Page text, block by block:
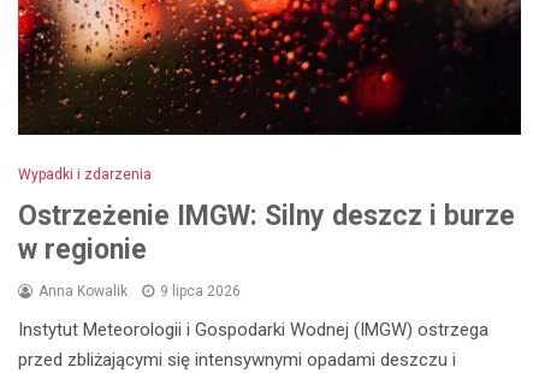
Wypadki i zdarzenia
Ostrzeżenie IMGW: Silny deszcz i burze
w regionie
Anna Kowalik 9 lipca 2026
Instytut Meteorologii i Gospodarki Wodnej (IMGW) ostrzega
przed zbliżającymi się intensywnymi opadami deszczu i